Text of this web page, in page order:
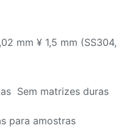
mm ¥ 1,5 mm (SS304,
Sem matrizes duras
para amostras